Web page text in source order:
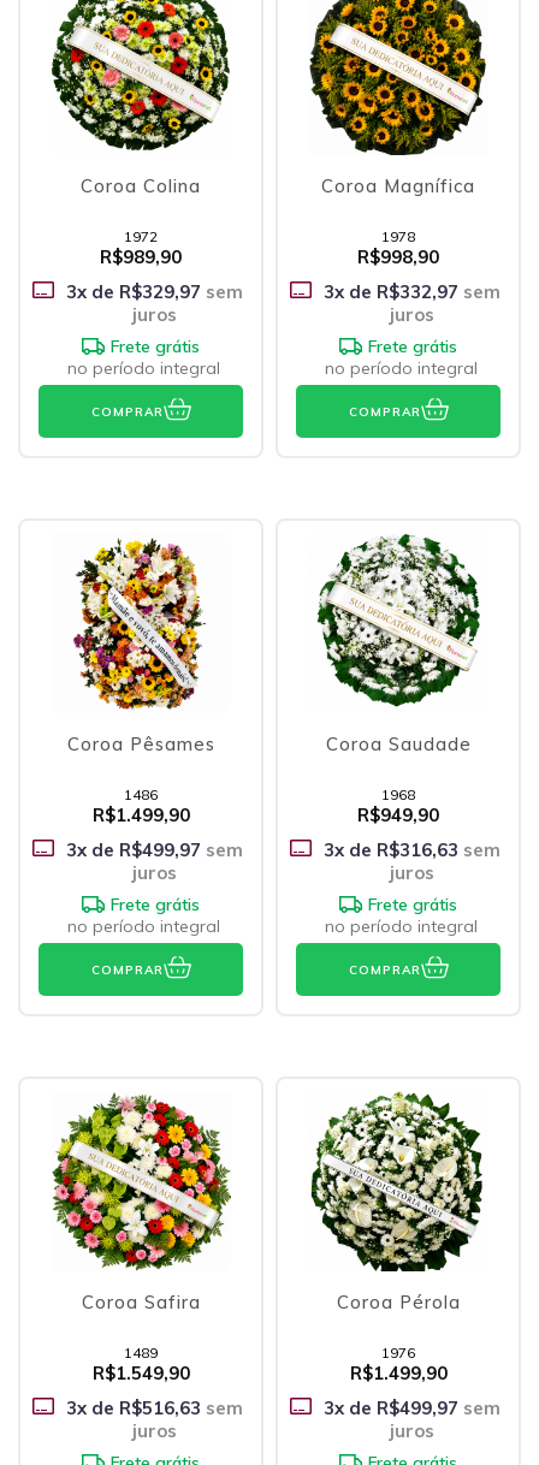
Coroa Colina
1972
R$989,90
3x de R$329,97 sem
juros
Frete grátis
no período integral
COMPRAR
Coroa Magnífica
1978
R$998,90
3x de R$332,97 sem
juros
Frete grátis
no período integral
COMPRAR
Coroa Pêsames
1486
R$1.499,90
3x de R$499,97 sem
juros
Frete grátis
no período integral
COMPRAR
Coroa Saudade
1968
R$949,90
3x de R$316,63 sem
juros
Frete grátis
no período integral
COMPRAR
Coroa Safira
1489
R$1.549,90
3x de R$516,63 sem
juros
Coroa Pérola
1976
R$1.499,90
3x de R$499,97 sem
juros